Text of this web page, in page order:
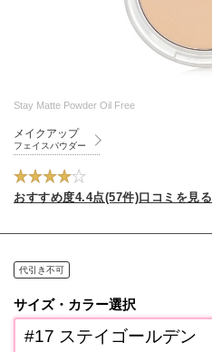
Stay Matte Powder Oil Free
メイクアップ
フェイスパウダー
おすすめ度4.4点(57件)口コミを見る
代引き不可
サイズ・カラー選択
#17 ステイゴールデン